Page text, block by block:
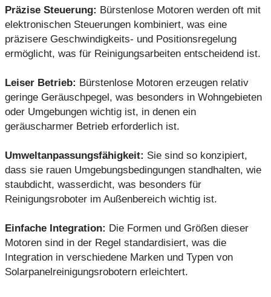
Präzise Steuerung: Bürstenlose Motoren werden oft mit
elektronischen Steuerungen kombiniert, was eine
präzisere Geschwindigkeits- und Positionsregelung
ermöglicht, was für Reinigungsarbeiten entscheidend ist.
Leiser Betrieb: Bürstenlose Motoren erzeugen relativ
geringe Geräuschpegel, was besonders in Wohngebieten
oder Umgebungen wichtig ist, in denen ein
geräuscharmer Betrieb erforderlich ist.
Umweltanpassungsfähigkeit: Sie sind so konzipiert,
dass sie rauen Umgebungsbedingungen standhalten, wie
staubdicht, wasserdicht, was besonders für
Reinigungsroboter im Außenbereich wichtig ist.
Einfache Integration: Die Formen und Größen dieser
Motoren sind in der Regel standardisiert, was die
Integration in verschiedene Marken und Typen von
Solarpanelreinigungsrobotern erleichtert.